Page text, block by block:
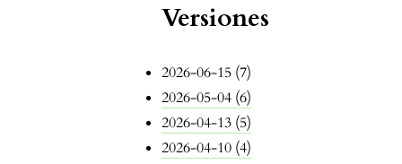
Versiones
2026-06-15 (7)
2026-05-04 (6)
2026-04-13 (5)
2026-04-10 (4)